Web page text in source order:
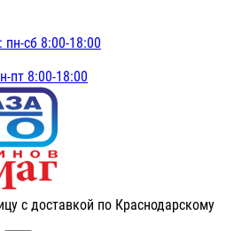
сб 8:00-18:00
пт 8:00-18:00
с доставкой по Краснодарскому